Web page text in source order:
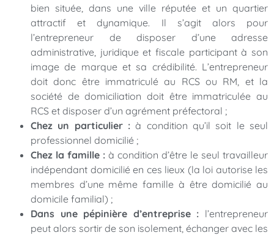
bien située, dans une ville réputée et un quartier
attractif et dynamique. Il s’agit alors pour
l’entrepreneur de disposer d’une adresse
administrative, juridique et fiscale participant à son
image de marque et sa crédibilité. L’entrepreneur
doit donc être immatriculé au RCS ou RM, et la
société de domiciliation doit être immatriculée au
RCS et disposer d’un agrément préfectoral ;
Chez un particulier : à condition qu’il soit le seul
professionnel domicilié ;
Chez la famille : à condition d’être le seul travailleur
indépendant domicilié en ces lieux (la loi autorise les
membres d’une même famille à être domicilié au
domicile familial) ;
Dans une pépinière d’entreprise : l’entrepreneur
peut alors sortir de son isolement, échanger avec les